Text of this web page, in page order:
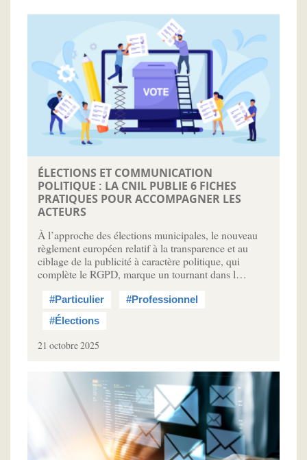
ÉLECTIONS ET COMMUNICATION
POLITIQUE : LA CNIL PUBLIE 6 FICHES
PRATIQUES POUR ACCOMPAGNER LES
ACTEURS
À l’approche des élections municipales, le nouveau
règlement européen relatif à la transparence et au
ciblage de la publicité à caractère politique, qui
complète le RGPD, marque un tournant dans l…
#Particulier
#Professionnel
#Élections
21 octobre 2025